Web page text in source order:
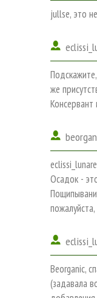
jullse, это
же
Осадок -
Beorganic,
(задавала